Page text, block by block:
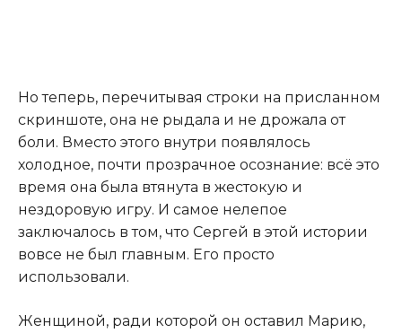
Но теперь, перечитывая строки на присланном
скриншоте, она не рыдала и не дрожала от
боли. Вместо этого внутри появлялось
холодное, почти прозрачное осознание: всё это
время она была втянута в жестокую и
нездоровую игру. И самое нелепое
заключалось в том, что Сергей в этой истории
вовсе не был главным. Его просто
использовали.
Женщиной, ради которой он оставил Марию,